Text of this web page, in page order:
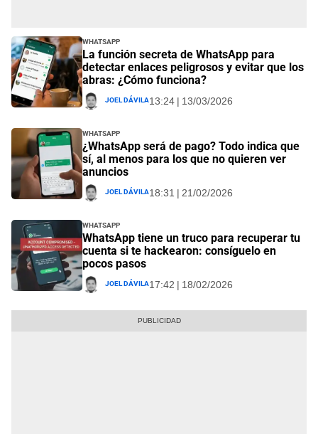
Whatsapp
La función secreta de WhatsApp para
detectar enlaces peligrosos y evitar que los
abras: ¿Cómo funciona?
Joel Dávila13:24 | 13/03/2026
Whatsapp
¿WhatsApp será de pago? Todo indica que
sí, al menos para los que no quieren ver
anuncios
Joel Dávila18:31 | 21/02/2026
Whatsapp
WhatsApp tiene un truco para recuperar tu
cuenta si te hackearon: consíguelo en
pocos pasos
Joel Dávila17:42 | 18/02/2026